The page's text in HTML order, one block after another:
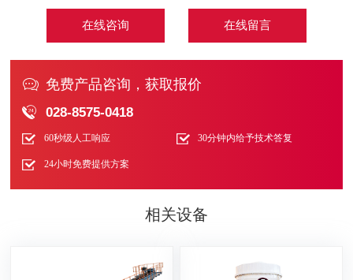
在线咨询 在线留言
 免费产品咨询，获取报价
 028-8575-0418
60秒级人工响应 30分钟内给予技术答复
24小时免费提供方案
相关设备